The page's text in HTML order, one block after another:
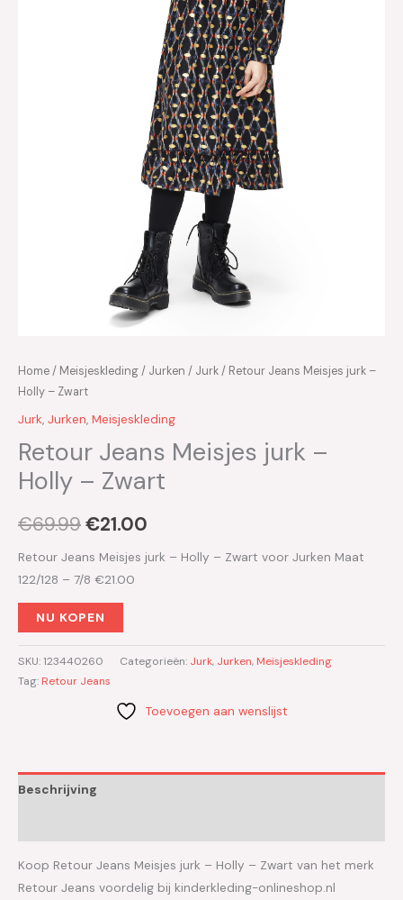
Home/ Meisjeskleding/ Jurken / Jurk/ Retour Jeans Meisjes jurk –
Holly – Zwart
Jurk, Jurken, Meisjeskleding
Retour Jeans Meisjes jurk –
Holly – Zwart
€69.99€21.00
Retour Jeans Meisjes jurk – Holly – Zwart voor Jurken Maat
122/128 – 7/8 €21.00
NU KOPEN
SKU:123440260 Categorieën: Jurk, Jurken, Meisjeskleding
Tag: Retour Jeans
Toevoegen aan wenslijst
Beschrijving
Koop Retour Jeans Meisjes jurk – Holly – Zwart van het merk
Retour Jeans voordelig bij kinderkleding-onlineshop.nl